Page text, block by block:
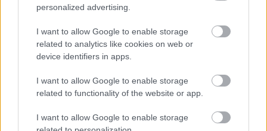
personalized advertising.
I want to allow Google to enable storage
related to analytics like cookies on web or
device identifiers in apps.
I want to allow Google to enable storage
related to functionality of the website or app.
I want to allow Google to enable storage
مجموعات الاختبار المنزلية - توفر تقديرًا سريعًا لدرجة
الاختبار المهني - اتصل بمكتب الإرشاد المحلي للحصول
على نتائج أكثر دقة
تكرار الاختبار - تحقق من الرقم الهيدروجيني سنويًا خلال